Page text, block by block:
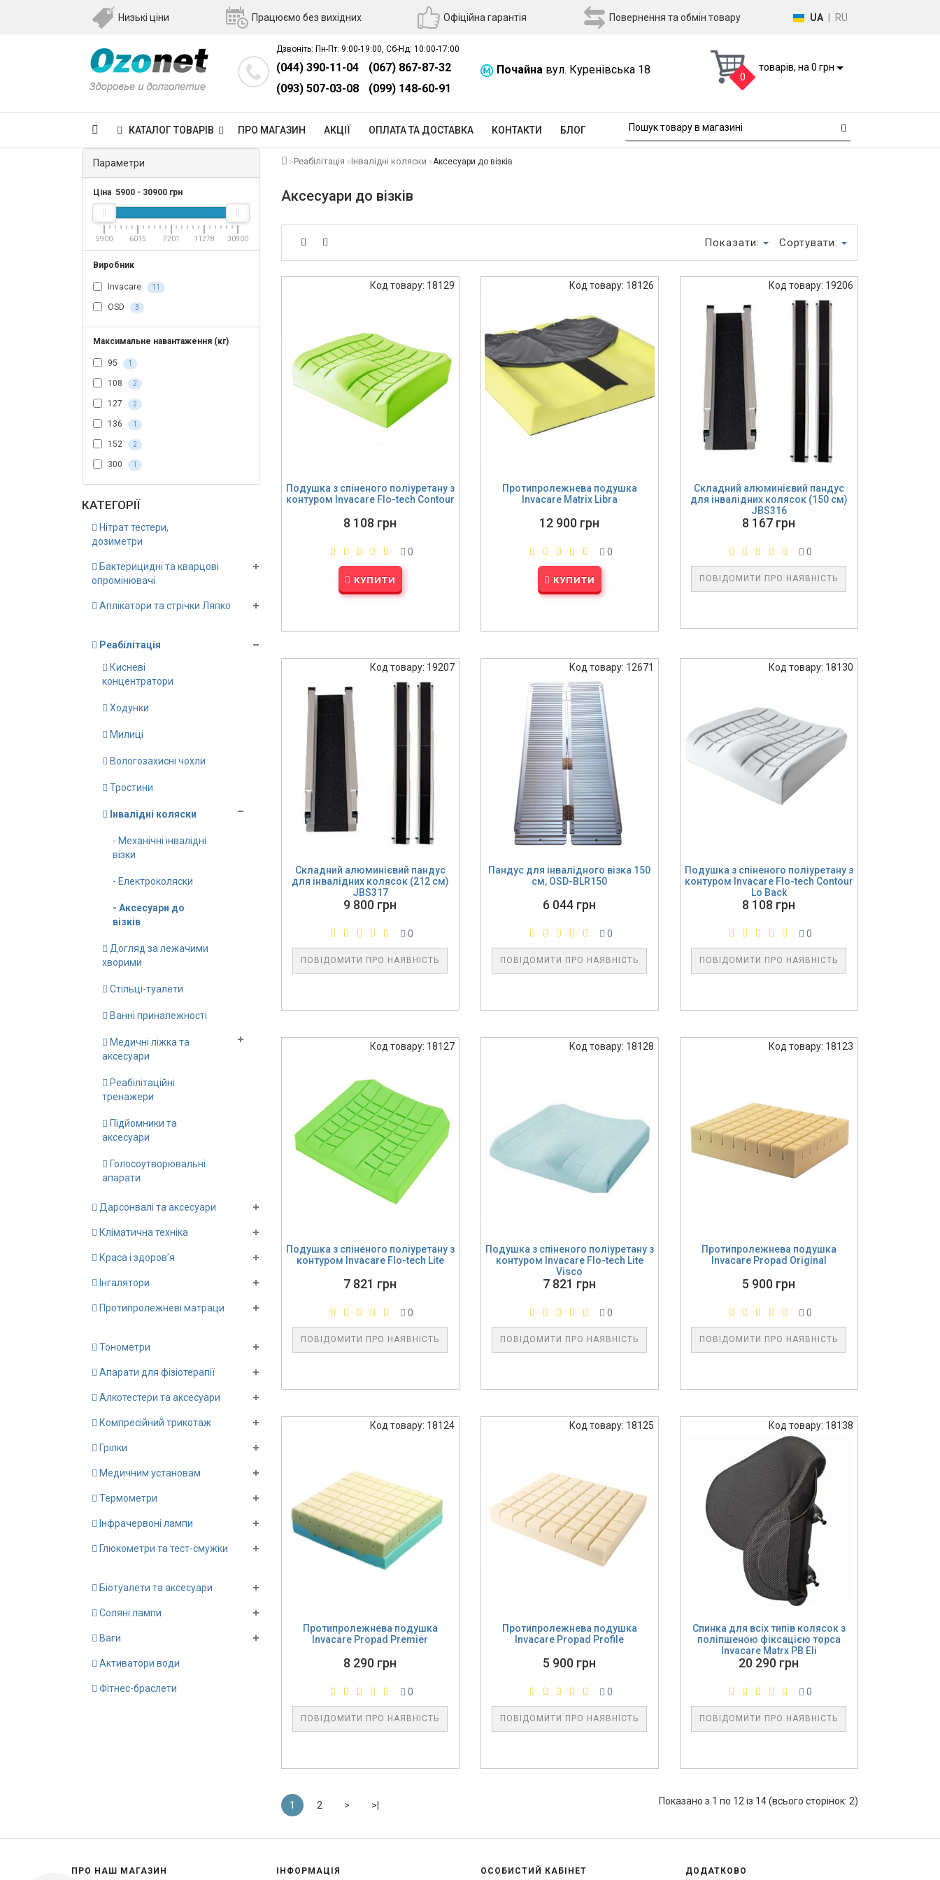
Низькі ціни Працюємо без вихідних Офіційна гарантія Повернення та обмін товару UA RU
Дзвоніть: Пн-Пт: 9:00-19:00, Сб-Нд: 10:00-17:00
(044) 390-11-04
(067) 867-87-32
(093) 507-03-08
(099) 148-60-91
Почайна вул. Куренівська 18
0
товарів, на 0 грн
КАТАЛОГ ТОВАРІВ ПРО МАГАЗИН АКЦІЇ ОПЛАТА ТА ДОСТАВКА КОНТАКТИ БЛОГ
Параметри
Ціна 5900 - 30900 грн
5900 6015 7201 11278 30900
Виробник
Invacare 11
OSD 3
Максимальне навантаження (кг)
95 1
108 2
127 2
136 1
152 2
300 1
КАТЕГОРІЇ
Нітрат тестери,
дозиметри
Бактерицидні та кварцові
опромінювачі
Аплікатори та стрічки Ляпко
Реабілітація
Кисневі
концентратори
Ходунки
Милиці
Вологозахисні чохли
Тростини
Інвалідні коляски
- Механічні інвалідні
візки
- Електроколяски
- Аксесуари до
візків
Догляд за лежачими
хворими
Стільці-туалети
Ванні приналежності
Медичні ліжка та
аксесуари
Реабілітаційні
тренажери
Підйомники та
аксесуари
Голосоутворювальні
апарати
Дарсонвалі та аксесуари
Кліматична техніка
Краса і здоров’я
Інгалятори
Протипролежневі матраци
Тонометри
Апарати для фізіотерапії
Алкотестери та аксесуари
Компресійний трикотаж
Грілки
Медичним установам
Термометри
Інфрачервоні лампи
Глюкометри та тест-смужки
Біотуалети та аксесуари
Соляні лампи
Ваги
Активатори води
Фітнес-браслети
Реабілітація Інвалідні коляски Аксесуари до візків
Аксесуари до візків
Сортувати:
Показати:
Код товару: 18129
Подушка з спіненого поліуретану з
контуром Invacare Flo-tech Contour
8 108 грн
0
КУПИТИ
Код товару: 18126
Протипролежнева подушка
Invacare Matrix Libra
12 900 грн
0
КУПИТИ
Код товару: 19206
Складний алюминієвий пандус
для інвалідних колясок (150 см)
JBS316
8 167 грн
0
ПОВІДОМИТИ ПРО НАЯВНІСТЬ
Код товару: 19207
Складний алюминієвий пандус
для інвалідних колясок (212 см)
JBS317
9 800 грн
0
ПОВІДОМИТИ ПРО НАЯВНІСТЬ
Код товару: 12671
Пандус для інвалідного візка 150
см, OSD-BLR150
6 044 грн
0
ПОВІДОМИТИ ПРО НАЯВНІСТЬ
Код товару: 18130
Подушка з спіненого поліуретану з
контуром Invacare Flo-tech Contour
Lo Back
8 108 грн
0
ПОВІДОМИТИ ПРО НАЯВНІСТЬ
Код товару: 18127
Подушка з спіненого поліуретану з
контуром Invacare Flo-tech Lite
7 821 грн
0
ПОВІДОМИТИ ПРО НАЯВНІСТЬ
Код товару: 18128
Подушка з спіненого поліуретану з
контуром Invacare Flo-tech Lite
Visco
7 821 грн
0
ПОВІДОМИТИ ПРО НАЯВНІСТЬ
Код товару: 18123
Протипролежнева подушка
Invacare Propad Original
5 900 грн
0
ПОВІДОМИТИ ПРО НАЯВНІСТЬ
Код товару: 18124
Протипролежнева подушка
Invacare Propad Premier
8 290 грн
0
ПОВІДОМИТИ ПРО НАЯВНІСТЬ
Код товару: 18125
Протипролежнева подушка
Invacare Propad Profile
5 900 грн
0
ПОВІДОМИТИ ПРО НАЯВНІСТЬ
Код товару: 18138
Спинка для всіх типів колясок з
поліпшеною фіксацією торса
Invacare Matrx PB Eli
20 290 грн
0
ПОВІДОМИТИ ПРО НАЯВНІСТЬ
1 2 > >| Показано з 1 по 12 із 14 (всього сторінок: 2)
ПРО НАШ МАГАЗИН ІНФОРМАЦІЯ ОСОБИСТИЙ КАБІНЕТ ДОДАТКОВО